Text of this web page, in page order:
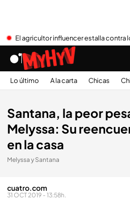
El agricultor influencer estalla contra
Lo último A la carta Chicas
Santana, la peor
Melyssa: Su
en la casa
Melyssa y Santana
cuatro.com
31 OCT 2019 - 13:58h.